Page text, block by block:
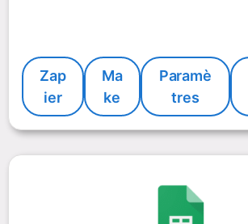
Zap
ier
Ma
ke
Paramè
tres